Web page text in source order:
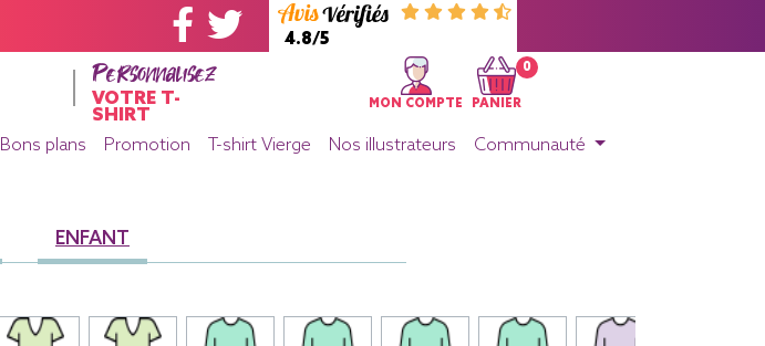
4.8/5
Personnalisez
VOTRE T-
SHIRT
MON COMPTE
0
PANIER
Bons plans Promotion T-shirt Vierge Nos illustrateurs Communauté
ENFANT